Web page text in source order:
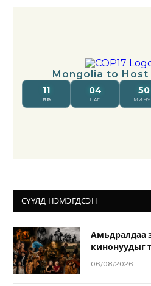
СҮҮЛД НЭМЭГДСЭН
Амьдралдаа
кинонуудыг
06/08/2026